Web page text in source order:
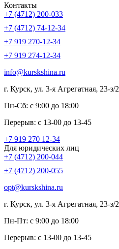
Контакты
+7 (4712) 200-033
+7 (4712) 74-12-34
+7 919 270-12-34
+7 919 274-12-34
info@kurskshina.ru
г. Курск, ул. 3-я Агрегатная, 23-з/2
Пн-Сб: с 9:00 до 18:00
Перерыв: с 13-00 до 13-45
+7 919 270 12-34
Для юридических лиц
+7 (4712) 200-044
+7 (4712) 200-055
opt@kurskshina.ru
г. Курск, ул. 3-я Агрегатная, 23-з/2
Пн-Пт: с 9:00 до 18:00
Перерыв: с 13-00 до 13-45